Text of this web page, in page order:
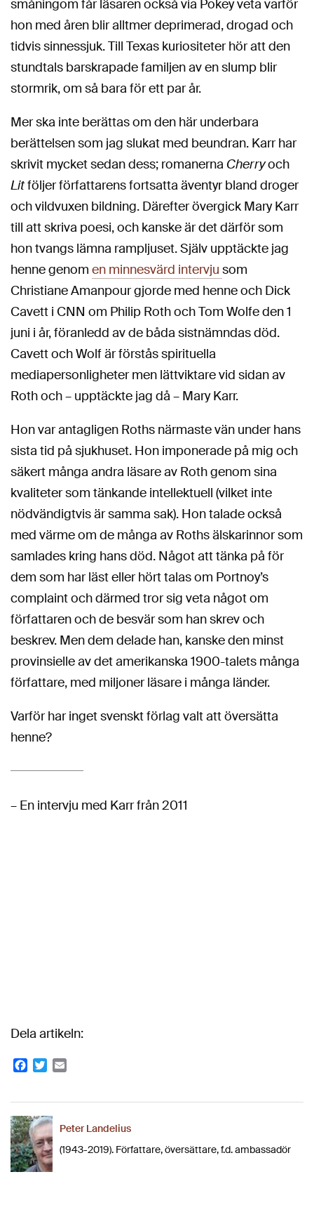
småningom får läsaren också via Pokey veta varför
hon med åren blir alltmer deprimerad, drogad och
tidvis sinnessjuk. Till Texas kuriositeter hör att den
stundtals barskrapade familjen av en slump blir
stormrik, om så bara för ett par år.
Mer ska inte berättas om den här underbara
berättelsen som jag slukat med beundran. Karr har
skrivit mycket sedan dess; romanerna Cherryoch
Litföljer författarens fortsatta äventyr bland droger
och vildvuxen bildning. Därefter övergick Mary Karr
till att skriva poesi, och kanske är det därför som
hon tvangs lämna rampljuset. Själv upptäckte jag
henne genom en minnesvärd intervju som
Christiane Amanpour gjorde med henne och Dick
Cavett i CNN om Philip Roth och Tom Wolfe den 1
juni i år, föranledd av de båda sistnämndas död.
Cavett och Wolf är förstås spirituella
mediapersonligheter men lättviktare vid sidan av
Roth och – upptäckte jag då – Mary Karr.
Hon var antagligen Roths närmaste vän under hans
sista tid på sjukhuset. Hon imponerade på mig och
säkert många andra läsare av Roth genom sina
kvaliteter som tänkande intellektuell (vilket inte
nödvändigtvis är samma sak). Hon talade också
med värme om de många av Roths älskarinnor som
samlades kring hans död. Något att tänka på för
dem som har läst eller hört talas om Portnoy’s
complaint och därmed tror sig veta något om
författaren och de besvär som han skrev och
beskrev. Men dem delade han, kanske den minst
provinsielle av det amerikanska 1900-talets många
författare, med miljoner läsare i många länder.
Varför har inget svenskt förlag valt att översätta
henne?
– En intervju med Karr från 2011
Dela artikeln:
Facebook
TwitterEmail
Peter Landelius
(1943-2019). Författare, översättare, f.d. ambassadör